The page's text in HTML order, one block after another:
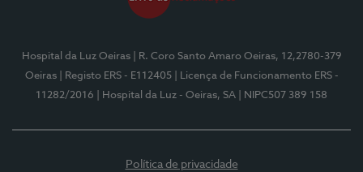
Hospital da Luz Oeiras
| R. Coro Santo Amaro Oeiras, 12,2780-379
Oeiras
| Registo ERS - E112405
| Licença de Funcionamento ERS -
11282/2016
| Hospital da Luz - Oeiras, SA | NIPC507 389 158
Política de privacidade